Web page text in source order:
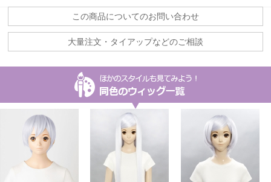
この商品についてのお問い合わせ
大量注文・タイアップなどのご相談